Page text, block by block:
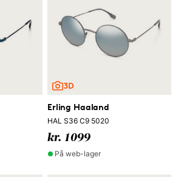
Erling Haaland
HAL S36 C9 5020
kr. 1099
På web-lager